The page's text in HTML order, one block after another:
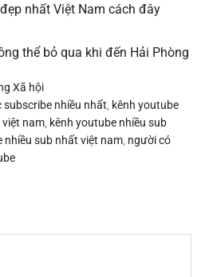
nhất Việt Nam cách đây
thể bỏ qua khi đến Hải Phòng
Xã hội
subscribe nhiều nhất kênh youtube
nam kênh youtube nhiều sub
nhiều sub nhất việt nam người có